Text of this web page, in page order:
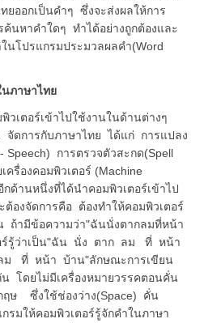
ออกเป็นคำๆ ซึ่งจะส่งผลให้การ
ค้นหาคำใดๆ ทำได้อย่างถูกต้องและ
นโปรแกรมประมวลผลคำ(Word
นภาษาไทย
เตอร์เข้าไปใช้งานในด้านต่างๆ
ดการกับภาษาไทย ได้แก่ การแปลง
Speech) การตรวจตัวสะกด(Spell
รื่องคอมพิวเตอร์ (Machine
ด้านหนึ่งที่ได้นำคอมพิวเตอร์เข้าไป
องจัดการคือ ต้องทำให้คอมพิวเตอร์
ถ้ามีข้อความว่า"ฉันนั่งตากลมที่หน้า
ร์รู้ว่าเป็น"ฉัน นั่ง ตาก ลม ที่ หน้า
ที่ หน้า บ้าน"ลักษณะการเขียน
โดยไม่มีเครื่องหมายวรรคตอนคั่น
ฤษ ซึ่งใช้ช่องว่าง(Space) คั่น
รมให้คอมพิวเตอร์รู้จักคำในภาษา